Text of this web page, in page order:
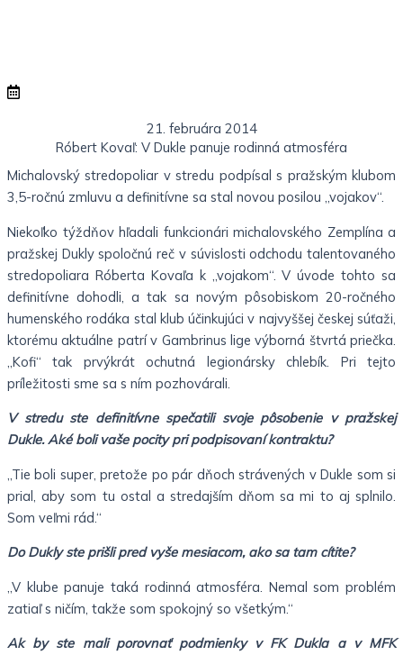
21. februára 2014
Róbert Kovaľ: V Dukle panuje rodinná atmosféra
Michalovský stredopoliar v stredu podpísal s pražským klubom
3,5-ročnú zmluvu a definitívne sa stal novou posilou „vojakov“.
Niekoľko týždňov hľadali funkcionári michalovského Zemplína a
pražskej Dukly spoločnú reč v súvislosti odchodu talentovaného
stredopoliara Róberta Kovaľa k „vojakom“. V úvode tohto sa
definitívne dohodli, a tak sa novým pôsobiskom 20-ročného
humenského rodáka stal klub účinkujúci v najvyššej českej súťaži,
ktorému aktuálne patrí v Gambrinus lige výborná štvrtá priečka.
„Kofi“ tak prvýkrát ochutná legionársky chlebík. Pri tejto
príležitosti sme sa s ním pozhovárali.
V stredu ste definitívne spečatili svoje pôsobenie v pražskej
Dukle. Aké boli vaše pocity pri podpisovaní kontraktu?
„Tie boli super, pretože po pár dňoch strávených v Dukle som si
prial, aby som tu ostal a stredajším dňom sa mi to aj splnilo.
Som veľmi rád.“
Do Dukly ste prišli pred vyše mesiacom, ako sa tam cítite?
„V klube panuje taká rodinná atmosféra. Nemal som problém
zatiaľ s ničím, takže som spokojný so všetkým.“
Ak by ste mali porovnať podmienky v FK Dukla a v MFK